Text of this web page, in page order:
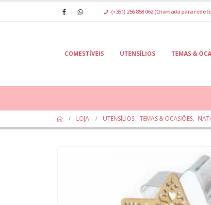
(+351) 256 858 062 (Chamada para rede
COMESTÍVEIS UTENSÍLIOS TEMAS &
LOJA UTENSÍLIOS, TEMAS & OCASIÕES,